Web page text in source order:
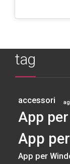
tag
accessori
App
App
App per